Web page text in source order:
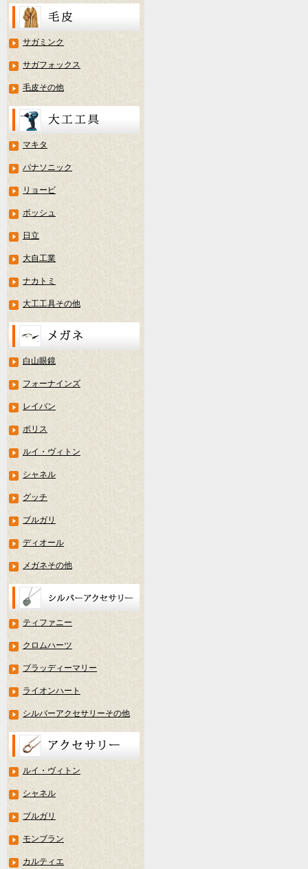
サガミンク
サガフォックス
毛皮その他
マキタ
パナソニック
リョービ
ボッシュ
日立
大自工業
ナカトミ
大工工具その他
白山眼鏡
フォーナインズ
レイバン
ポリス
ルイ・ヴィトン
シャネル
グッチ
ブルガリ
ディオール
メガネその他
ティファニー
クロムハーツ
ブラッディーマリー
ライオンハート
シルバーアクセサリーその他
ルイ・ヴィトン
シャネル
ブルガリ
モンブラン
カルティエ